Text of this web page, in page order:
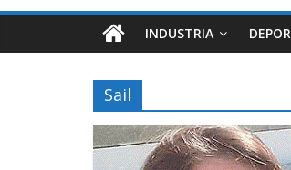
INDUSTRIA
Sail